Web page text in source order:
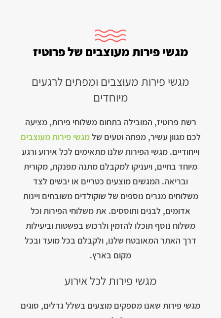
מגשי פירות מעוצבים של פרוטיז
מגשי פירות מעוצבים ומפתים לרגעים
מיוחדים
רשת פרוטיז, המובילה בתחום משלוחי פירות, מציעה
לכם מגוון עשיר, מפתה וטעים שלמגשי פירות מעוצבים
וייחודיים. מגשי הפירות שלנו מתאימים לכל אירוע ורגע
מיוחד בחיים, ויעניקו למקבלם מתנה מפנקת, מקורית
ובריאה. המגשים מוצעים כטריים או יבשים לצד
משלוחים מגרים נוספים של שוקולדים משובחים ויינות
אדומים, לבנים ותוססים. את משלוחי הפירות וכל
משלוח נוסף תוכלו להזמין ולרכוש בפשטות וביעילות
דרך האתר המאובטח שלנו, ולקבלם בכל מועד ובכל
מקום בארץ.
מגשי פירות לכל אירוע
מגשי פירות שאנו מספקים מוצעים בשלל גדלים, סוגים